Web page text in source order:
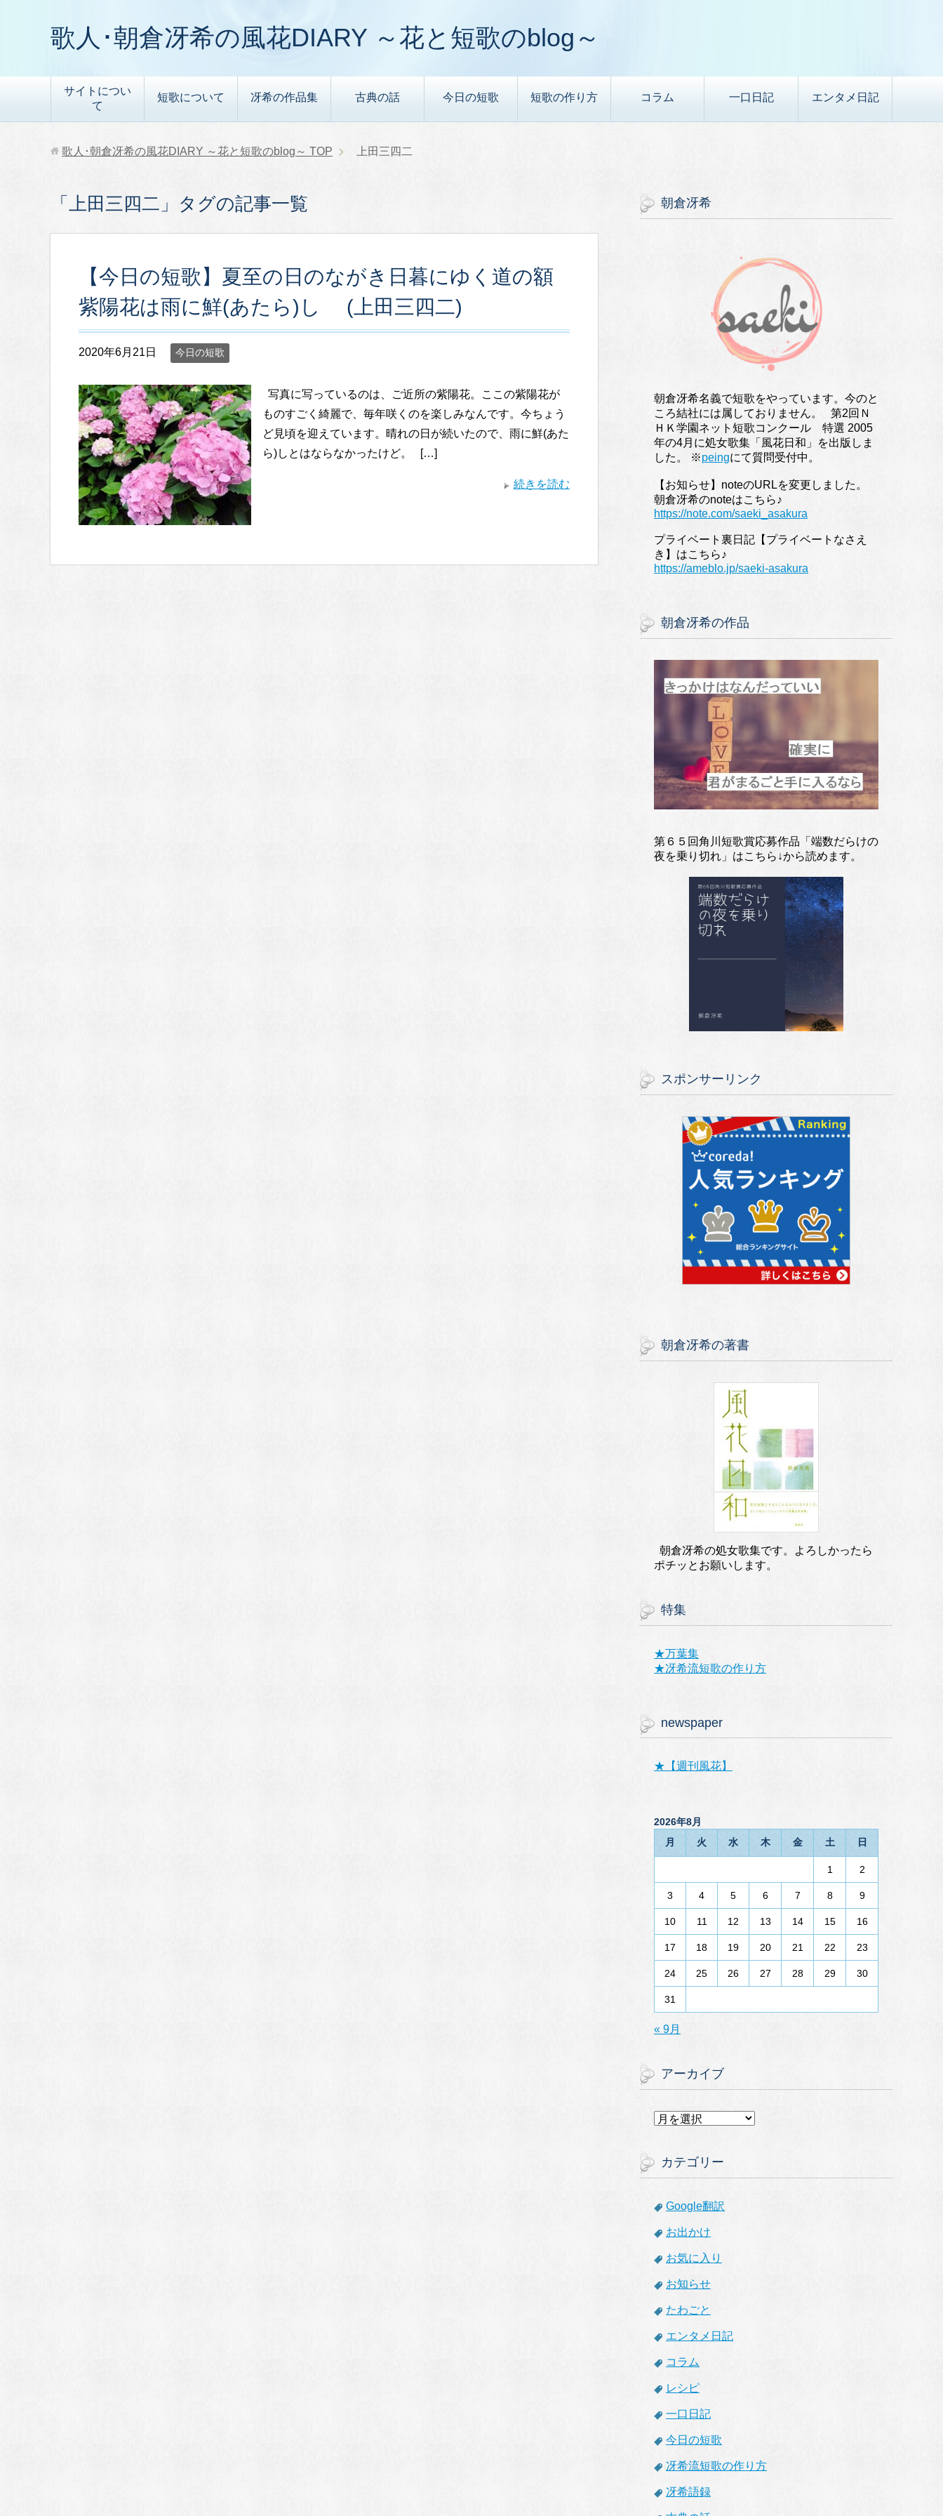
歌人･朝倉冴希の風花DIARY ～花と短歌のblog～
サイトについ
て
短歌について 冴希の作品集 古典の話 今日の短歌 短歌の作り方 コラム 一口日記 エンタメ日記
歌人･朝倉冴希の風花DIARY ～花と短歌のblog～ TOP 上田三四二
「上田三四二」タグの記事一覧
【今日の短歌】夏至の日のながき日暮にゆく道の額
紫陽花は雨に鮮(あたら)し (上田三四二)
2020年6月21日 今日の短歌
写真に写っているのは、ご近所の紫陽花。ここの紫陽花が
ものすごく綺麗で、毎年咲くのを楽しみなんです。今ちょう
ど見頃を迎えています。晴れの日が続いたので、雨に鮮(あた
ら)しとはならなかったけど。 […]
続きを読む
朝倉冴希
朝倉冴希名義で短歌をやっています。今のと
ころ結社には属しておりません。 第2回Ｎ
ＨＫ学園ネット短歌コンクール 特選 2005
年の4月に処女歌集「風花日和」を出版しま
した。 ※peingにて質問受付中。
【お知らせ】noteのURLを変更しました。
朝倉冴希のnoteはこちら♪
https://note.com/saeki_asakura
プライベート裏日記【プライベートなさえ
き】はこちら♪
https://ameblo.jp/saeki-asakura
朝倉冴希の作品
第６５回角川短歌賞応募作品「端数だらけの
夜を乗り切れ」はこちら↓から読めます。
スポンサーリンク
朝倉冴希の著書
朝倉冴希の処女歌集です。よろしかったら
ポチッとお願いします。
特集
★万葉集
★冴希流短歌の作り方
newspaper
★【週刊風花】
2026年8月
月
火 水 木 金 土 日
1 2
3 4 5 6 7 8 9
10 11 12 13 14 15 16
17 18 19 20 21 22 23
24 25 26 27 28 29 30
31
« 9月
アーカイブ
ア
イ
ブ
カテゴリー
Google翻訳
お出かけ
お気に入り
お知らせ
たわごと
エンタメ日記
コラム
レシピ
一口日記
今日の短歌
冴希流短歌の作り方
冴希語録